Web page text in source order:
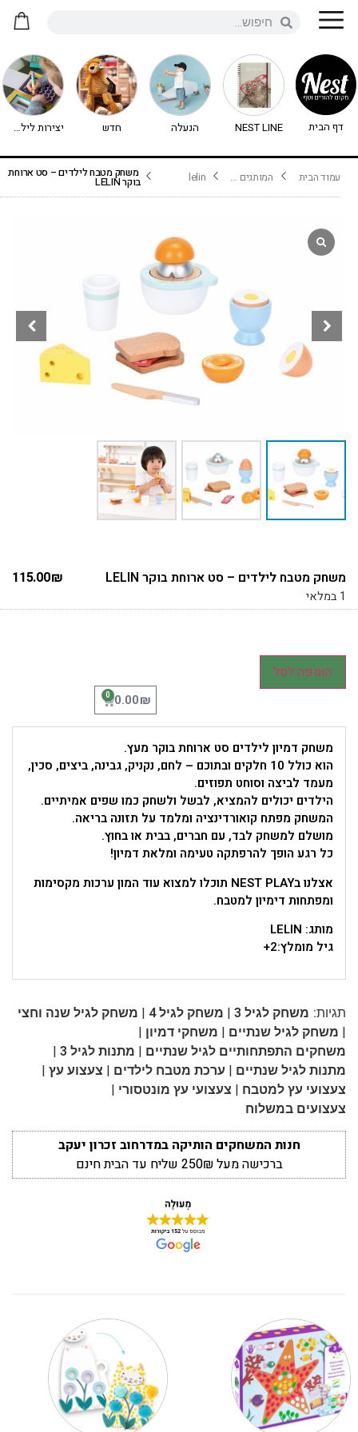
דף הבית NEST LINE הנעלה חדש יצירות לילדים - יצירה לילדים
עמוד הבית המותגים שלנו lelin משחק מטבח לילדים – סט ארוחת
בוקר LELIN
משחק מטבח לילדים – סט ארוחת בוקר LELIN 115.00₪
1 במלאי
הוספה לסל
0.00₪
0
משחק דמיון לילדים סט ארוחת בוקר מעץ.
הוא כולל 10 חלקים ובתוכם – לחם, נקניק, גבינה, ביצים, סכין,
מעמד לביצה וסוחט תפוזים.
הילדים יכולים להמציא, לבשל ולשחק כמו שפים אמיתיים.
המשחק מפתח קואורדינציה ומלמד על תזונה בריאה.
מושלם למשחק לבד, עם חברים, בבית או בחוץ.
כל רגע הופך להרפתקה טעימה ומלאת דמיון!
אצלנו בNEST PLAY תוכלו למצוא עוד המון ערכות מקסימות
ומפתחות דימיון למטבח.
מותג: LELIN
גיל מומלץ:2+
תגיות: משחק לגיל 3 | משחק לגיל 4 | משחק לגיל שנה וחצי
| משחק לגיל שנתיים | משחקי דמיון |
משחקים התפתחותיים לגיל שנתיים | מתנות לגיל 3 |
מתנות לגיל שנתיים | ערכת מטבח לילדים | צעצוע עץ |
צעצועי עץ למטבח | צעצועי עץ מונטסורי |
צעצועים במשלוח
חנות המשחקים הותיקה במדרחוב זכרון יעקב
ברכישה מעל 250₪ שליח עד הבית חינם